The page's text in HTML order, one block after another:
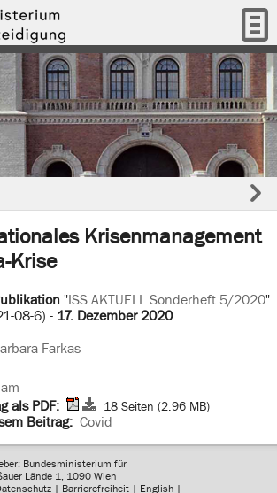
Krisenmanagement
Krise
"ISS AKTUELL Sonderheft 5/2020"
08-6) - 17. Dezember 2020
Farkas
als PDF:
18 Seiten (2.96 MB)
Beitrag: Covid
Bundesministerium für
Lände 1, 1090 Wien
| Barrierefreiheit | English |